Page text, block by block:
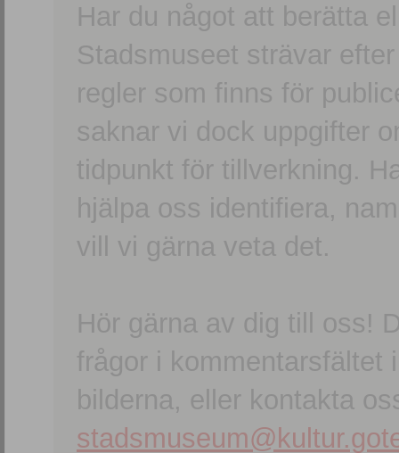
Har du något att berätta
Stadsmuseet strävar
regler som finns för
saknar vi dock uppgifter
tidpunkt för tillverkning.
hjälpa oss identifiera,
vill vi gärna veta det.
Hör gärna av dig till oss!
frågor i kommentarsfältet
bilderna, eller kontakta